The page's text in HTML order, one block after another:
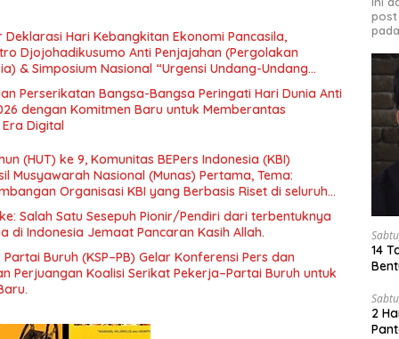
Hari Kebangkitan Ekonomi Pancasila,
Djojohadikusumo Anti Penjajahan (Pergolakan
& Simposium Nasional “Urgensi Undang-Undang
Kesejahteraan Sosial dalam Menata Bangsa Menuju
Perserikatan Bangsa-Bangsa Peringati Hari Dunia Anti
dengan Komitmen Baru untuk Memberantas
Digital
(HUT) ke 9, Komunitas BEPers Indonesia (KBI)
Musyawarah Nasional (Munas) Pertama, Tema:
Organisasi KBI yang Berbasis Riset di seluruh
Salah Satu Sesepuh Pionir/Pendiri dari terbentuknya
di Indonesia Jemaat Pancaran Kasih Allah.
Buruh (KSP–PB) Gelar Konferensi Pers dan
Perjuangan Koalisi Serikat Pekerja–Partai Buruh untuk
post
14
2